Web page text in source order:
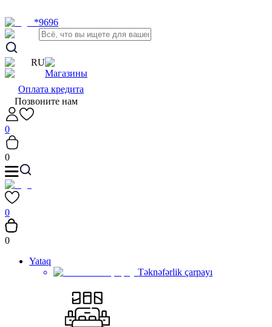
*9696
RU
Магазины
Оплата кредита
Позвоните нам
0
0
0
0
Yataq
Təknəfərlik çarpayı